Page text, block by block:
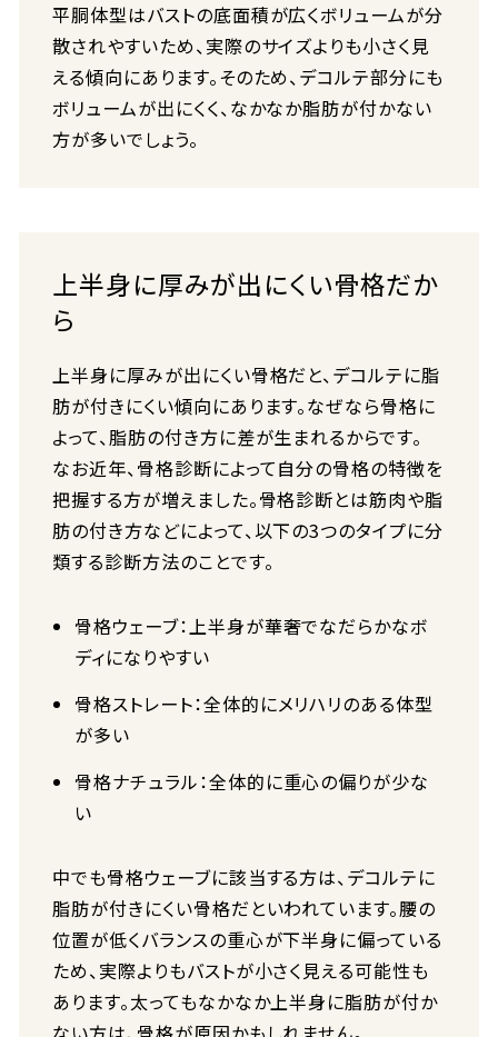
平胴体型はバストの底面積が広くボリュームが分
散されやすいため、実際のサイズよりも小さく見
える傾向にあります。そのため、デコルテ部分にも
ボリュームが出にくく、なかなか脂肪が付かない
方が多いでしょう。
上半身に厚みが出にくい骨格だか
ら
上半身に厚みが出にくい骨格だと、デコルテに脂
肪が付きにくい傾向にあります。なぜなら骨格に
よって、脂肪の付き方に差が生まれるからです。
なお近年、骨格診断によって自分の骨格の特徴を
把握する方が増えました。骨格診断とは筋肉や脂
肪の付き方などによって、以下の3つのタイプに分
類する診断方法のことです。
骨格ウェーブ：上半身が華奢でなだらかなボ
ディになりやすい
骨格ストレート：全体的にメリハリのある体型
が多い
骨格ナチュラル：全体的に重心の偏りが少な
い
中でも骨格ウェーブに該当する方は、デコルテに
脂肪が付きにくい骨格だといわれています。腰の
位置が低くバランスの重心が下半身に偏っている
ため、実際よりもバストが小さく見える可能性も
あります。太ってもなかなか上半身に脂肪が付か